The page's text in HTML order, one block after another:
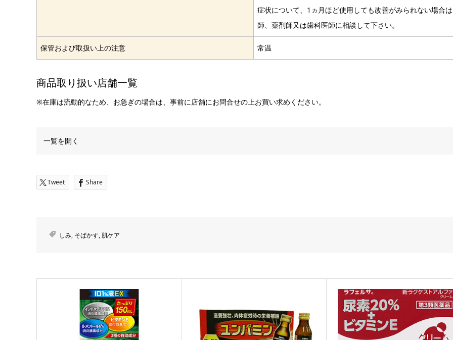
症状について、1ヵ月ほど使用しても改善がみられない場合
師、薬剤師又は歯科医師に相談して下さい。
保管および取扱い上の注意 常温
商品取り扱い店舗一覧
※在庫は流動的なため、お急ぎの場合は、事前に店舗にお問合せの上お買い求めください。
一覧を開く
Tweet Share
しみ, そばかす, 肌ケア